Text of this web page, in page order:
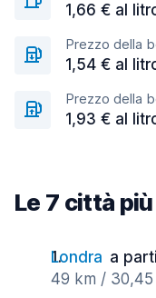
1,66 € al
Prezzo della
1,54 € al
Prezzo della
1,93 € al
Le 7 città
Londra a
49 km / 30,45